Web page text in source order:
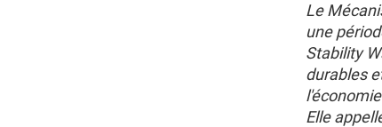
Le
une
Stability
durables
Elle